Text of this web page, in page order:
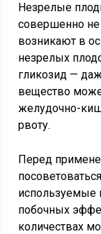
Незрелые
совершенно
возникают в
незрелых
гликозид —
вещество
желудочно-
рвоту.
Перед
используемые
побочных
количествах